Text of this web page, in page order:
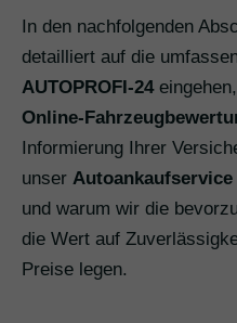
In den nachfolgenden
detailliert auf die
AUTOPROFI-24
Online-
Informierung Ihrer
unser
und warum wir die
die Wert auf
Preise legen.